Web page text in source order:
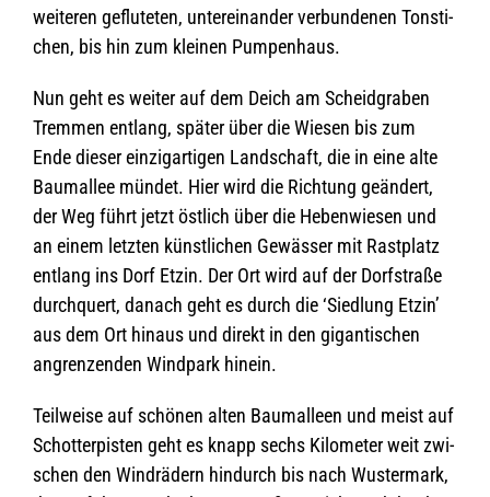
wei­te­ren geflu­te­ten, unter­ein­an­der ver­bun­de­nen Ton­sti­
chen, bis hin zum klei­nen Pumpenhaus.
Nun geht es wei­ter auf dem Deich am Scheid­gra­ben
Trem­men ent­lang, spä­ter über die Wie­sen bis zum
Ende die­ser ein­zig­ar­ti­gen Land­schaft, die in eine alte
Baum­al­lee mün­det. Hier wird die Rich­tung geän­dert,
der Weg führt jetzt öst­lich über die Heben­wie­sen und
an einem letz­ten künst­li­chen Gewäs­ser mit Rast­platz
ent­lang ins Dorf Etzin. Der Ort wird auf der Dorf­straße
durch­quert, danach geht es durch die ‘Sied­lung Etzin’
aus dem Ort hin­aus und direkt in den gigan­ti­schen
angren­zen­den Wind­park hinein.
Teil­weise auf schö­nen alten Baum­al­leen und meist auf
Schot­ter­pis­ten geht es knapp sechs Kilo­me­ter weit zwi­
schen den Wind­rä­dern hin­durch bis nach Wus­ter­mark,